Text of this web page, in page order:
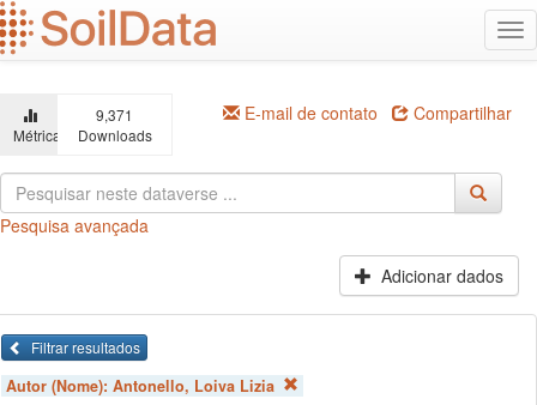
Ir
para
o
principal
Métricas
9,371
Downloads
E-mail de contato Compartilhar
Pesquisa avançada
Adicionar dados
Filtrar resultados
Autor (Nome): Antonello, Loiva Lizia